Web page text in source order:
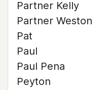
Partner Kelly
Partner Weston
Pat
Paul
Paul Pena
Peyton